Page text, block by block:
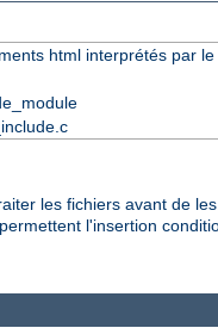
html interprétés par
les fichiers avant de
l'insertion